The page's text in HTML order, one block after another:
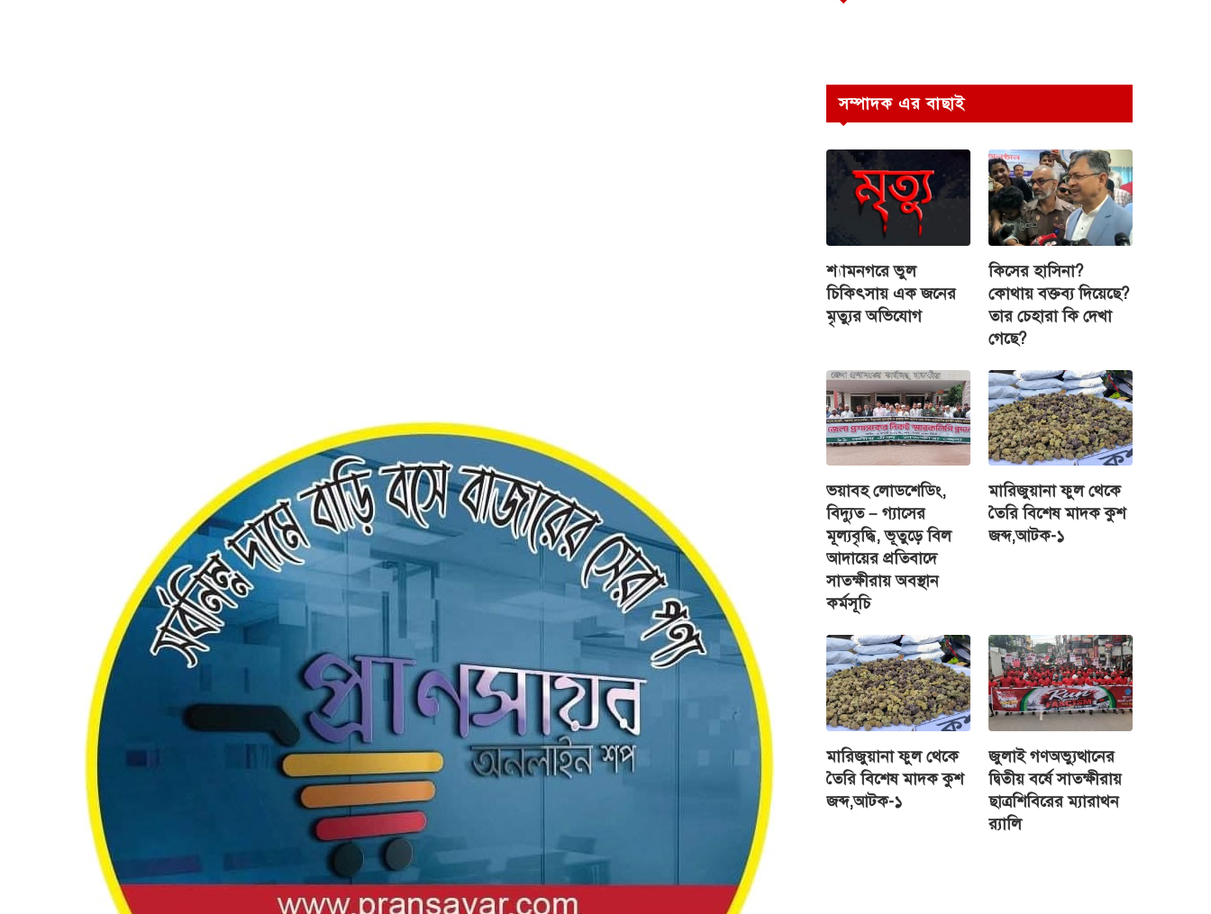
সম্পাদক এর বাছাই
শ্যামনগরে ভুল
চিকিৎসায় এক জনের
মৃত্যুর অভিযোগ
কিসের হাসিনা?
কোথায় বক্তব্য দিয়েছে?
তার চেহারা কি দেখা
গেছে?
ভয়াবহ লোডশেডিং,
বিদ্যুত – গ্যাসের
মূল্যবৃদ্ধি, ভূতুড়ে বিল
আদায়ের প্রতিবাদে
সাতক্ষীরায় অবস্থান
কর্মসূচি
মারিজুয়ানা ফুল থেকে
তৈরি বিশেষ মাদক কুশ
জব্দ,আটক-১
মারিজুয়ানা ফুল থেকে
তৈরি বিশেষ মাদক কুশ
জব্দ,আটক-১
জুলাই গণঅভ্যুত্থানের
দ্বিতীয় বর্ষে সাতক্ষীরায়
ছাত্রশিবিরের ম্যারাথন
র‌্যালি